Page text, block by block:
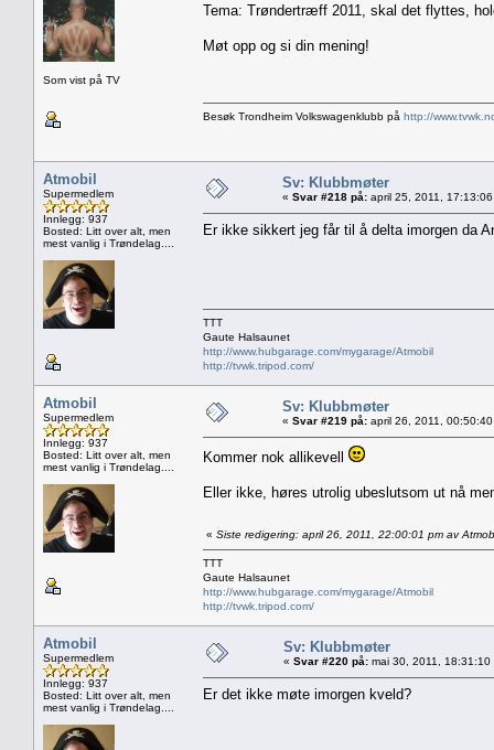
Som vist på TV
Tema: Trøndertræff 2011, skal det flyttes,
Møt opp og si din mening!
Besøk Trondheim Volkswagenklubb på http://
Atmobil
Supermedlem
Innlegg: 937
Bosted: Litt over alt, men
mest vanlig i Trøndelag....
Sv: Klubbmøter
« Svar #218 på: april 25, 2011,
Er ikke sikkert jeg får til å delta imorgen da
TTT
Gaute Halsaunet
http://www.hubgarage.com/mygarage/Atmobil
http://tvwk.tripod.com/
Atmobil
Supermedlem
Innlegg: 937
Bosted: Litt over alt, men
mest vanlig i Trøndelag....
Sv: Klubbmøter
« Svar #219 på: april 26, 2011,
Kommer nok allikevell
Eller ikke, høres utrolig ubeslutsom ut nå
« Siste redigering: april 26, 2011, 22:00:01 pm av
TTT
Gaute Halsaunet
http://www.hubgarage.com/mygarage/Atmobil
http://tvwk.tripod.com/
Atmobil
Supermedlem
Innlegg: 937
Bosted: Litt over alt, men
mest vanlig i Trøndelag....
Sv: Klubbmøter
« Svar #220 på: mai 30, 2011, 18:31:10
Er det ikke møte imorgen kveld?